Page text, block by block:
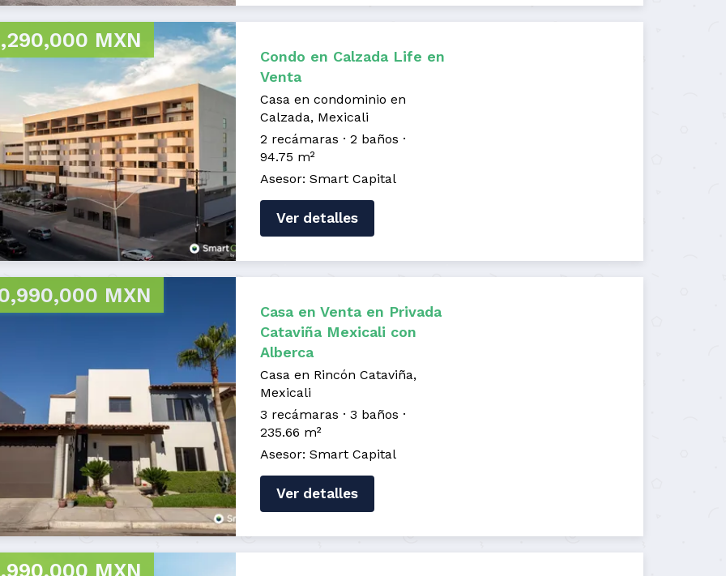
MXN
Condo en Calzada Life en
Venta
Casa en condominio en
Calzada, Mexicali
2 recámaras
2 baños
94.75 m²
Asesor: Smart Capital
Ver detalles
MXN
Casa en Venta en Privada
Cataviña Mexicali con
Alberca
Casa en Rincón Cataviña,
Mexicali
3 recámaras
3 baños
235.66 m²
Asesor: Smart Capital
Ver detalles
MXN